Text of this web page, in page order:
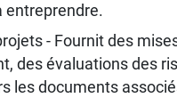
entreprendre.
- Fournit des
des évaluations des
les documents